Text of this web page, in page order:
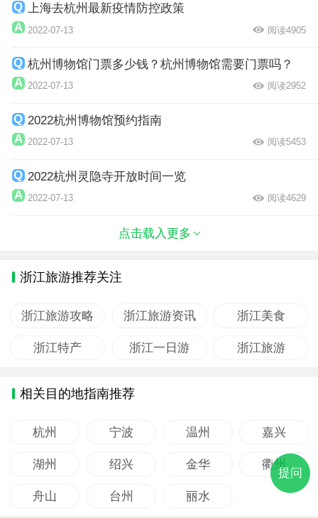
上海去杭州最新疫情防控政策
2022-07-13 阅读4905
杭州博物馆门票多少钱？杭州博物馆需要门票吗？
2022-07-13 阅读2952
2022杭州博物馆预约指南
2022-07-13 阅读5453
2022杭州灵隐寺开放时间一览
2022-07-13 阅读4629
点击载入更多
浙江旅游推荐关注
浙江旅游攻略 浙江旅游资讯 浙江美食
浙江特产 浙江一日游 浙江旅游
相关目的地指南推荐
杭州 宁波 温州 嘉兴
湖州 绍兴 金华 衢州
舟山 台州 丽水
提问